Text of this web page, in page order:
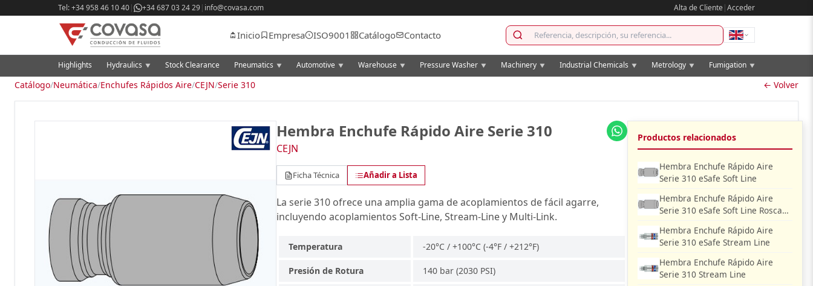
Tel: +34 958 46 10 40| +34 687 03 24 29| info@covasa.com Alta de Cliente|Acceder
Inicio Empresa ISO9001 Catálogo Contacto
Highlights Hydraulics ▼ Stock Clearance Pneumatics ▼ Automotive ▼ Warehouse ▼ Pressure Washer ▼ Machinery ▼ Industrial Chemicals ▼ Metrology ▼ Fumigation ▼
Catálogo/Neumática/Enchufes Rápidos Aire/CEJN/Serie 310 ← Volver
Hembra Enchufe Rápido Aire Serie 310
CEJN
Ficha Técnica Añadir a Lista
La serie 310 ofrece una amplia gama de acoplamientos de fácil agarre,
incluyendo acoplamientos Soft-Line, Stream-Line y Multi-Link.
Temperatura -20°C / +100°C (-4°F / +212°F)
Presión de Rotura 140 bar (2030 PSI)
Productos relacionados
Hembra Enchufe Rápido Aire
Serie 310 eSafe Soft Line
Hembra Enchufe Rápido Aire
Serie 310 eSafe Soft Line Rosca
Hembra Enchufe Rápido Aire
Serie 310 eSafe Stream Line
Hembra Enchufe Rápido Aire
Serie 310 Stream Line